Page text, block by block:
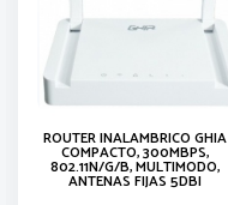
ROUTER INALAMBRICO GHIA
COMPACTO, 300MBPS,
802.11N/G/B, MULTIMODO,
ANTENAS FIJAS 5DBI